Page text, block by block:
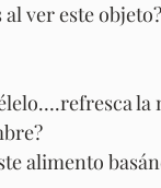
ver este
la
alimento